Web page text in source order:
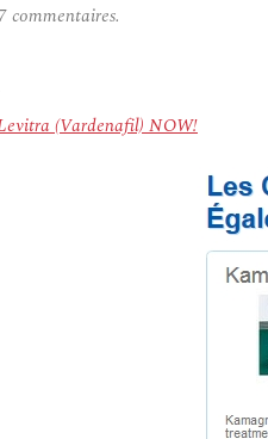
commentaires.
(Vardenafil) NOW!